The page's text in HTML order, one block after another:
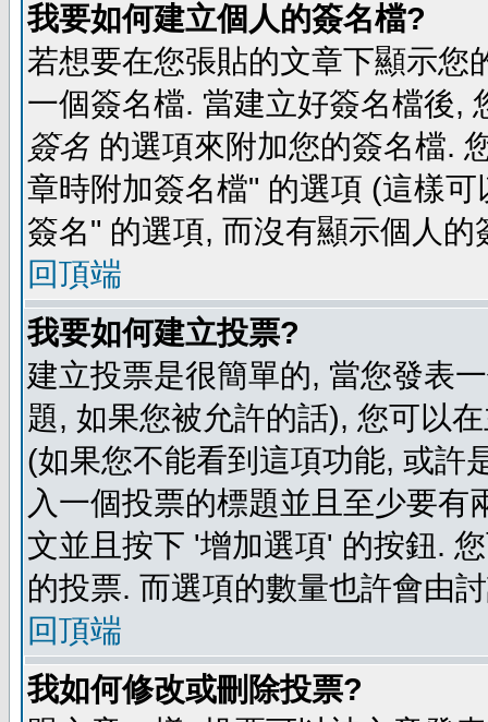
我要如何建立個人的簽名檔?
若想要在您張貼的文章下顯示您
一個簽名檔. 當建立好簽名檔後,
簽名 的選項來附加您的簽名檔.
章時附加簽名檔" 的選項 (這樣
簽名" 的選項, 而沒有顯示個人的
回頂端
我要如何建立投票?
建立投票是很簡單的, 當您發表
題, 如果您被允許的話), 您可以
(如果您不能看到這項功能, 或許
入一個投票的標題並且至少要
文並且按下 '增加選項' 的按鈕.
的投票. 而選項的數量也許會由
回頂端
我如何修改或刪除投票?